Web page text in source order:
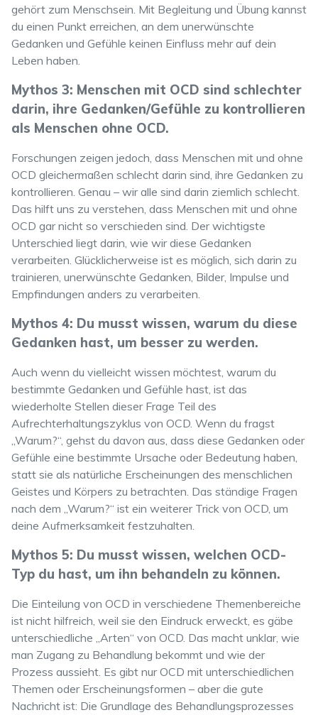
gehört zum Menschsein. Mit Begleitung und Übung kannst
du einen Punkt erreichen, an dem unerwünschte
Gedanken und Gefühle keinen Einfluss mehr auf dein
Leben haben.
Mythos 3: Menschen mit OCD sind schlechter
darin, ihre Gedanken/Gefühle zu kontrollieren
als Menschen ohne OCD.
Forschungen zeigen jedoch, dass Menschen mit und ohne
OCD gleichermaßen schlecht darin sind, ihre Gedanken zu
kontrollieren. Genau – wir alle sind darin ziemlich schlecht.
Das hilft uns zu verstehen, dass Menschen mit und ohne
OCD gar nicht so verschieden sind. Der wichtigste
Unterschied liegt darin, wie wir diese Gedanken
verarbeiten. Glücklicherweise ist es möglich, sich darin zu
trainieren, unerwünschte Gedanken, Bilder, Impulse und
Empfindungen anders zu verarbeiten.
Mythos 4: Du musst wissen, warum du diese
Gedanken hast, um besser zu werden.
Auch wenn du vielleicht wissen möchtest, warum du
bestimmte Gedanken und Gefühle hast, ist das
wiederholte Stellen dieser Frage Teil des
Aufrechterhaltungszyklus von OCD. Wenn du fragst
„Warum?“, gehst du davon aus, dass diese Gedanken oder
Gefühle eine bestimmte Ursache oder Bedeutung haben,
statt sie als natürliche Erscheinungen des menschlichen
Geistes und Körpers zu betrachten. Das ständige Fragen
nach dem „Warum?“ ist ein weiterer Trick von OCD, um
deine Aufmerksamkeit festzuhalten.
Mythos 5: Du musst wissen, welchen OCD-
Typ du hast, um ihn behandeln zu können.
Die Einteilung von OCD in verschiedene Themenbereiche
ist nicht hilfreich, weil sie den Eindruck erweckt, es gäbe
unterschiedliche „Arten“ von OCD. Das macht unklar, wie
man Zugang zu Behandlung bekommt und wie der
Prozess aussieht. Es gibt nur OCD mit unterschiedlichen
Themen oder Erscheinungsformen – aber die gute
Nachricht ist: Die Grundlage des Behandlungsprozesses